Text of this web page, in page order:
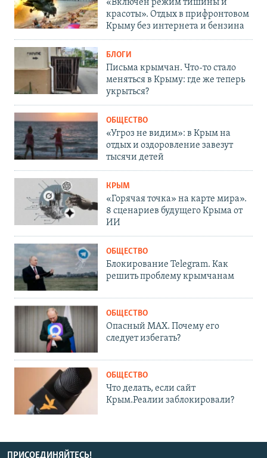
«Включен режим тишины и
красоты». Отдых в прифронтовом
Крыму без интернета и бензина
БЛОГИ
Письма крымчан. Что-то стало
меняться в Крыму: где же теперь
укрыться?
ОБЩЕСТВО
«Угроз не видим»: в Крым на
отдых и оздоровление завезут
тысячи детей
КРЫМ
«Горячая точка» на карте мира».
8 сценариев будущего Крыма от
ИИ
ОБЩЕСТВО
Блокирование Telegram. Как
решить проблему крымчанам
ОБЩЕСТВО
Опасный MAX. Почему его
следует избегать?
ОБЩЕСТВО
Что делать, если сайт
Крым.Реалии заблокировали?
ПРИСОЕДИНЯЙТЕСЬ!